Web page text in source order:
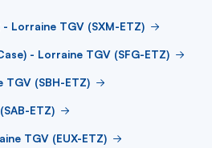
Lorraine TGV (SXM-ETZ)
- Lorraine TGV (SFG-ETZ)
(SBH-ETZ)
ETZ)
TGV (EUX-ETZ)